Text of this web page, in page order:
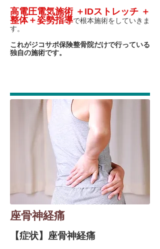
高電圧電気施術 ＋IDストレッチ ＋
整体＋姿勢指導で根本施術をしていきま
す。
これがジコサポ保険整骨院だけで行っている
独自の施術です。
座骨神経痛
【症状】座骨神経痛